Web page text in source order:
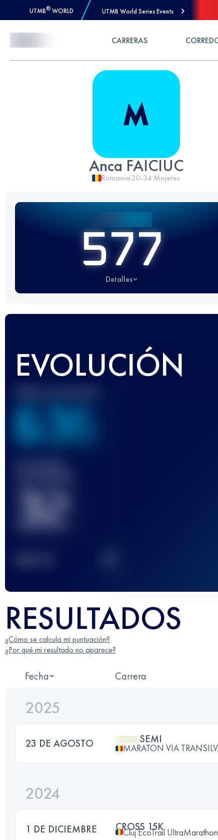
UTMB® WORLD UTMB World Series Events
CARRERAS
Anca FAICIUC
Rumania20-34 Mujeres
577
Detalles
EVOLUCIÓN
636
32
RESULTADOS
¿Cómo se calcula mi puntuación?
¿Por qué mi resultado no aparece?
Fecha Carrera
2025
23 DE AGOSTO SEMI
MARATON VIA
2024
1 DE DICIEMBRE CROSS 15K
Cluj EcoTrail UltraMarathon